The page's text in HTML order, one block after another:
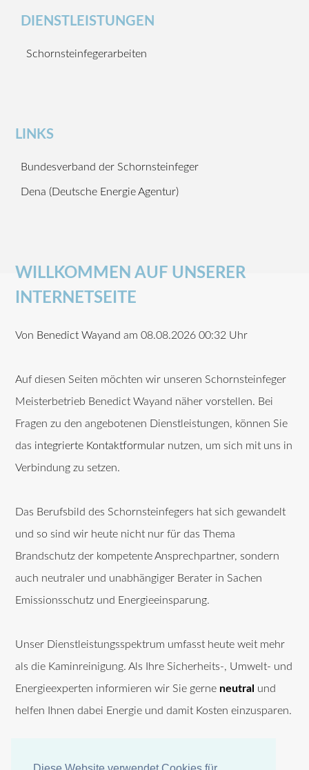
DIENSTLEISTUNGEN
Schornsteinfegerarbeiten
LINKS
Bundesverband der Schornsteinfeger
Dena (Deutsche Energie Agentur)
WILLKOMMEN AUF UNSERER
INTERNETSEITE
Von Benedict Wayand am 08.08.2026 00:32 Uhr
Auf diesen Seiten möchten wir unseren Schornsteinfeger
Meisterbetrieb Benedict Wayand näher vorstellen. Bei
Fragen zu den angebotenen Dienstleistungen, können Sie
das integrierte Kontaktformular nutzen, um sich mit uns in
Verbindung zu setzen.
Das Berufsbild des Schornsteinfegers hat sich gewandelt
und so sind wir heute nicht nur für das Thema
Brandschutz der kompetente Ansprechpartner, sondern
auch neutraler und unabhängiger Berater in Sachen
Emissionsschutz und Energieeinsparung.
Unser Dienstleistungsspektrum umfasst heute weit mehr
als die Kaminreinigung. Als Ihre Sicherheits-, Umwelt- und
Energieexperten informieren wir Sie gerne neutral und
helfen Ihnen dabei Energie und damit Kosten einzusparen.